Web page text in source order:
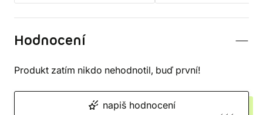
Hodnocení
Produkt zatím nikdo nehodnotil, buď první!
napiš hodnocení